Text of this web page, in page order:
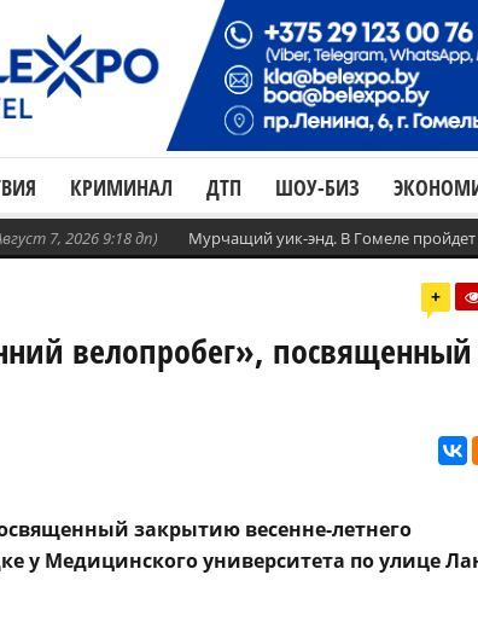
КРИМИНАЛ ДТП ШОУ-БИЗ
7, 2026 9:18 дп) Мурчащий уик-энд. В Гомеле
+
велопробег», посвященный
закрытию весенне-летнего
у Медицинского университета по улице